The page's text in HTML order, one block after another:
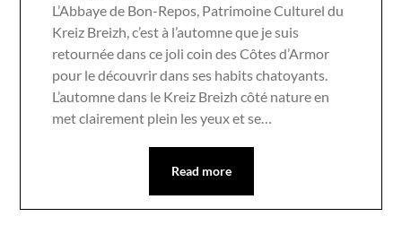
L’Abbaye de Bon-Repos, Patrimoine Culturel du
Kreiz Breizh, c’est à l’automne que je suis
retournée dans ce joli coin des Côtes d’Armor
pour le découvrir dans ses habits chatoyants.
L’automne dans le Kreiz Breizh côté nature en
met clairement plein les yeux et se…
Read more